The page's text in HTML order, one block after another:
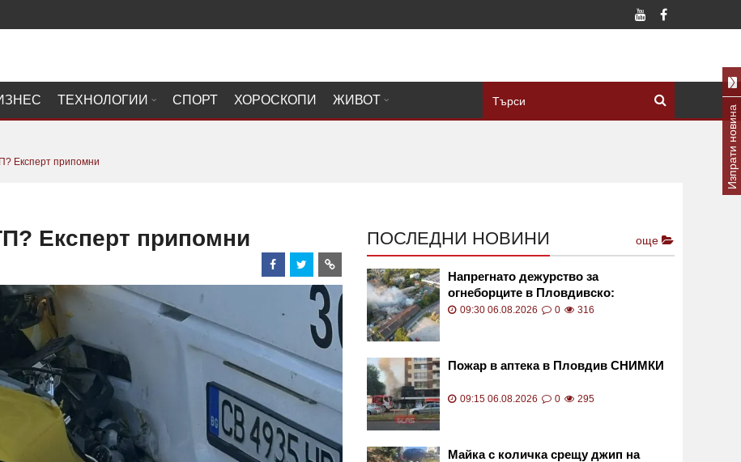
ТЕХНОЛОГИИ СПОРТ ХОРОСКОПИ ЖИВОТ
Експерт припомни
Експерт припомни ПОСЛЕДНИ НОВИНИ още
Напрегнато дежурство за
огнеборците в Пловдивско:
Реагираха на десетки пожари
09:30 06.08.2026 0 316
Пожар в аптека в Пловдив СНИМКИ
09:15 06.08.2026 0 295
Майка с количка срещу джип на
Изпрати новина